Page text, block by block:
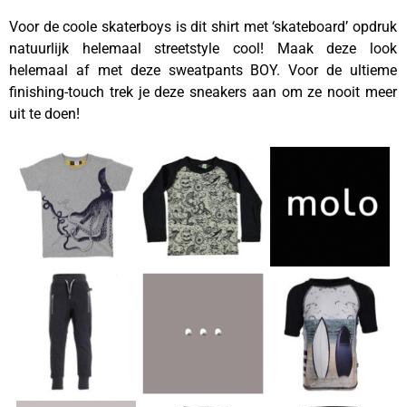
Voor de coole skaterboys is dit shirt met ‘skateboard’ opdruk
natuurlijk helemaal streetstyle cool! Maak deze look
helemaal af met deze sweatpants BOY. Voor de ultieme
finishing-touch trek je deze sneakers aan om ze nooit meer
uit te doen!